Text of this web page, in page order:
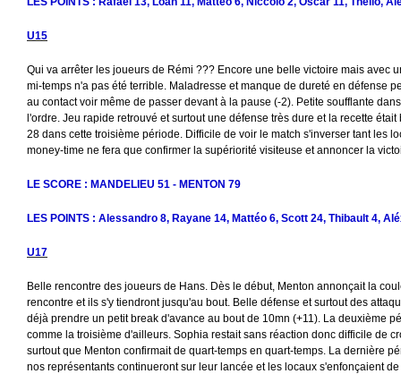
U15
Qui va arrêter les joueurs de Rémi ??? Encore une belle victoire mais avec
mi-temps n'a pas été terrible. Maladresse et manque de dureté en défense
au contact voir même de passer devant à la pause (-2). Petite soufflante
l'ordre. Jeu rapide retrouvé et surtout une défense très dure et la recette
28 dans cette troisième période. Difficile de voir le match s'inverser tant les
money-time ne fera que confirmer la supériorité visiteuse et annoncer la
LE SCORE : MANDELIEU 51 - MENTON 79
LES POINTS : Alessandro 8, Rayane 14, Mattéo 6, Scott 24, Thibault 4,
U17
Belle rencontre des joueurs de Hans. Dès le début, Menton annonçait la
rencontre et ils s'y tiendront jusqu'au bout. Belle défense et surtout des
déjà prendre un petit break d'avance au bout de 10mn (+11). La deuxième
comme la troisième d'ailleurs. Sophia restait sans réaction donc difficile de
surtout que Menton confirmait de quart-temps en quart-temps. La dernière
nos représentants continueront sur leur lancée et les locaux s'enfonçaient